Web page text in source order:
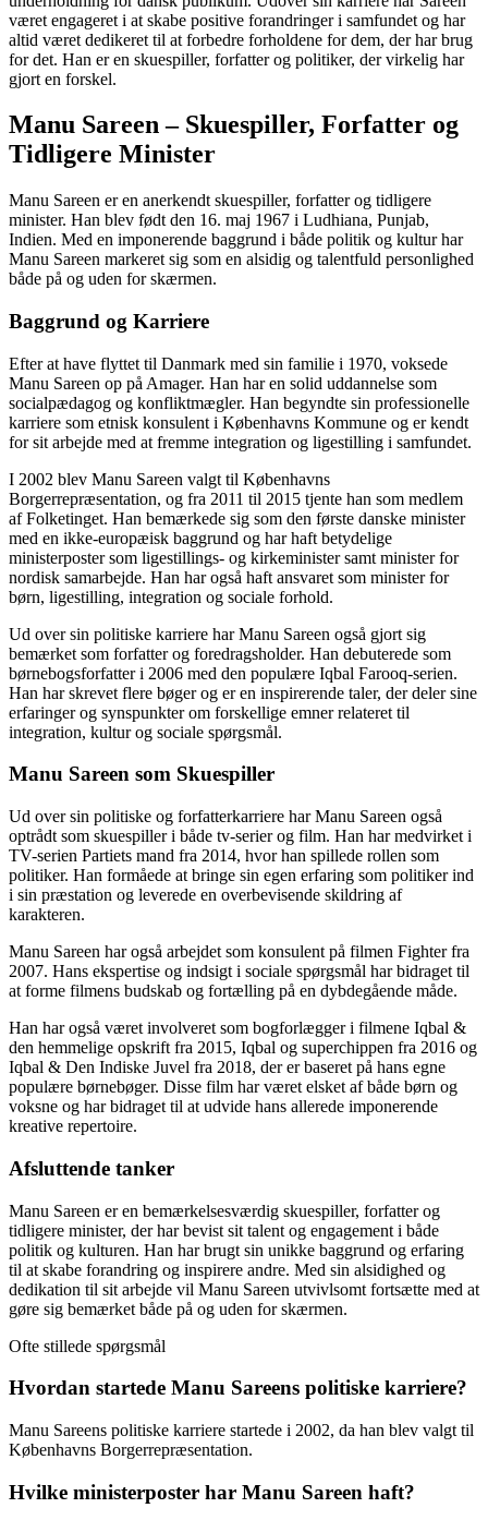
været engageret i at skabe positive forandringer i samfundet og har
altid været dedikeret til at forbedre forholdene for dem, der har brug
for det. Han er en skuespiller, forfatter og politiker, der virkelig har
gjort en forskel.
Manu Sareen – Skuespiller, Forfatter og
Tidligere Minister
Manu Sareen er en anerkendt skuespiller, forfatter og tidligere
minister. Han blev født den 16. maj 1967 i Ludhiana, Punjab,
Indien. Med en imponerende baggrund i både politik og kultur har
Manu Sareen markeret sig som en alsidig og talentfuld personlighed
både på og uden for skærmen.
Baggrund og Karriere
Efter at have flyttet til Danmark med sin familie i 1970, voksede
Manu Sareen op på Amager. Han har en solid uddannelse som
socialpædagog og konfliktmægler. Han begyndte sin professionelle
karriere som etnisk konsulent i Københavns Kommune og er kendt
for sit arbejde med at fremme integration og ligestilling i samfundet.
I 2002 blev Manu Sareen valgt til Københavns
Borgerrepræsentation, og fra 2011 til 2015 tjente han som medlem
af Folketinget. Han bemærkede sig som den første danske minister
med en ikke-europæisk baggrund og har haft betydelige
ministerposter som ligestillings- og kirkeminister samt minister for
nordisk samarbejde. Han har også haft ansvaret som minister for
børn, ligestilling, integration og sociale forhold.
Ud over sin politiske karriere har Manu Sareen også gjort sig
bemærket som forfatter og foredragsholder. Han debuterede som
børnebogsforfatter i 2006 med den populære Iqbal Farooq-serien.
Han har skrevet flere bøger og er en inspirerende taler, der deler sine
erfaringer og synspunkter om forskellige emner relateret til
integration, kultur og sociale spørgsmål.
Manu Sareen som Skuespiller
Ud over sin politiske og forfatterkarriere har Manu Sareen også
optrådt som skuespiller i både tv-serier og film. Han har medvirket i
TV-serien Partiets mand fra 2014, hvor han spillede rollen som
politiker. Han formåede at bringe sin egen erfaring som politiker ind
i sin præstation og leverede en overbevisende skildring af
karakteren.
Manu Sareen har også arbejdet som konsulent på filmen Fighter fra
2007. Hans ekspertise og indsigt i sociale spørgsmål har bidraget til
at forme filmens budskab og fortælling på en dybdegående måde.
Han har også været involveret som bogforlægger i filmene Iqbal &
den hemmelige opskrift fra 2015, Iqbal og superchippen fra 2016 og
Iqbal & Den Indiske Juvel fra 2018, der er baseret på hans egne
populære børnebøger. Disse film har været elsket af både børn og
voksne og har bidraget til at udvide hans allerede imponerende
kreative repertoire.
Afsluttende tanker
Manu Sareen er en bemærkelsesværdig skuespiller, forfatter og
tidligere minister, der har bevist sit talent og engagement i både
politik og kulturen. Han har brugt sin unikke baggrund og erfaring
til at skabe forandring og inspirere andre. Med sin alsidighed og
dedikation til sit arbejde vil Manu Sareen utvivlsomt fortsætte med at
gøre sig bemærket både på og uden for skærmen.
Ofte stillede spørgsmål
Hvordan startede Manu Sareens politiske karriere?
Manu Sareens politiske karriere startede i 2002, da han blev valgt til
Københavns Borgerrepræsentation.
Hvilke ministerposter har Manu Sareen haft?